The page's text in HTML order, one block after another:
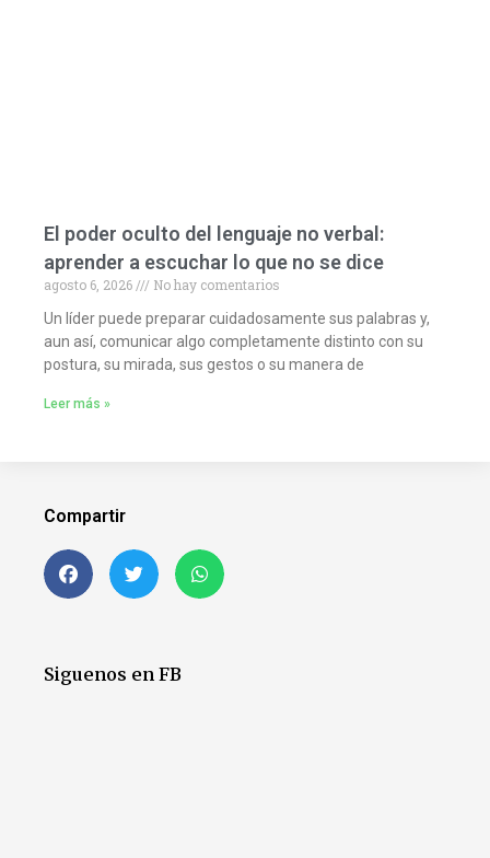
El poder oculto del lenguaje no verbal:
aprender a escuchar lo que no se dice
agosto 6, 2026
No hay comentarios
Un líder puede preparar cuidadosamente sus palabras y,
aun así, comunicar algo completamente distinto con su
postura, su mirada, sus gestos o su manera de
Leer más »
Compartir
Siguenos en FB